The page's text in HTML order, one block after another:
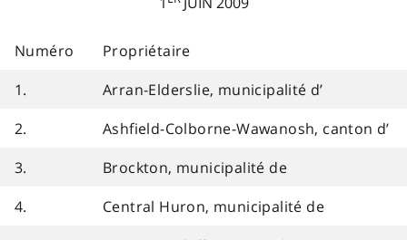
Numéro
Propriétaire
1.
Arran-Elderslie, municipalité d’
2.
Ashfield-Colborne-Wawanosh, canton d’
3.
Brockton, municipalité de
4.
Central Huron, municipalité de